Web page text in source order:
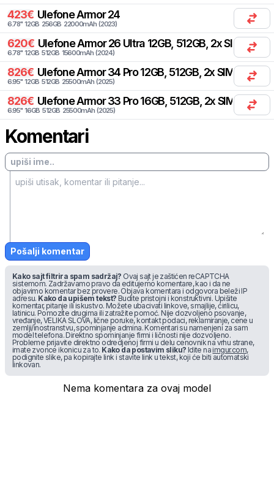
423€ UlefoneArmor 24
6.78" 12GB 256GB 22000mAh (2023)
620€ UlefoneArmor 26 Ultra 12GB, 512GB, 2x SIM
6.78" 12GB 512GB 15600mAh (2024)
826€ UlefoneArmor 34 Pro 12GB, 512GB, 2x SIM
6.95" 12GB 512GB 25500mAh (2025)
826€ UlefoneArmor 33 Pro 16GB, 512GB, 2x SIM
6.95" 16GB 512GB 25500mAh (2025)
Komentari
Pošalji komentar
Kako sajt filtrira spam sadržaj? Ovaj sajt je zaštićen reCAPTCHA
sistemom. Zadržavamo pravo da editujemo komentare, kao i da ne
objavimo komentar bez provere. Objava komentara i odgovora beleži IP
adresu. Kako da upišem tekst? Budite pristojni i konstruktivni. Upišite
komentar, pitanje ili iskustvo. Možete ubacivati linkove, smajlije, ćirilicu,
latinicu. Pomozite drugima ili zatražite pomoć. Nije dozvoljeno psovanje,
vređanje, VELIKA SLOVA, lične poruke, kontakt podaci, reklamiranje, cene u
zemlji/inostranstvu, spominjanje admina. Komentari su namenjeni za sam
model telefona. Direktno spominjanje firmi i ličnosti nije dozvoljeno.
Probleme prijavite direktno odredjenoj firmi u delu cenovnik na vrhu strane,
imate zvonce ikonicu za to. Kako da postavim sliku? Idite na imgur.com,
podignite slike, pa kopirajte link i stavite link u tekst, koji će biti automatski
linkovan.
Nema komentara za ovaj model